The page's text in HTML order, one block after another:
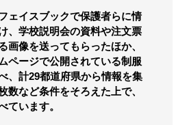
ェイスブックで保護者らに情
、学校説明会の資料や注文票
画像を送ってもらったほか、
ページで公開されている制服
、計29都道府県から情報を集
数など条件をそろえた上で、
ています。